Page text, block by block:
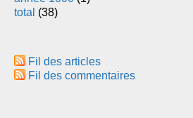
total (38)
Fil des articles
Fil des commentaires